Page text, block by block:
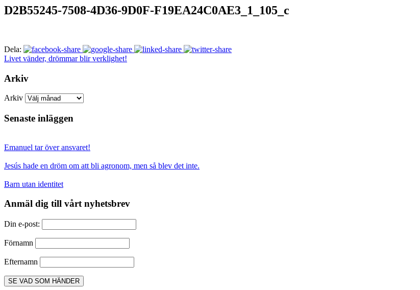
D2B55245-7508-4D36-9D0F-F19EA24C0AE3_1_105_c
Dela:
Livet vänder, drömmar blir verklighet!
Arkiv
Arkiv
Senaste inläggen
Emanuel tar över ansvaret!
Jesús hade en dröm om att bli agronom, men så blev det inte.
Barn utan identitet
Anmäl dig till vårt nyhetsbrev
Din e-post:
Förnamn
Efternamn